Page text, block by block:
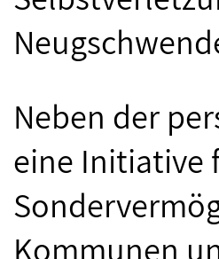
Neben der
eine Initiative
Kommunen